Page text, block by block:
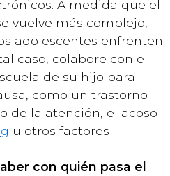
A medida que el
vuelve más complejo,
adolescentes enfrenten
caso, colabore con el
de su hijo para
como un trastorno
de la atención, el acoso
u otros factores
con quién pasa el